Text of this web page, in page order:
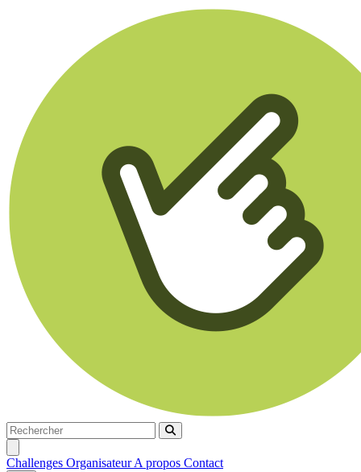
Rechercher
Rechercher
Challenges OrganisateurA propos Contact